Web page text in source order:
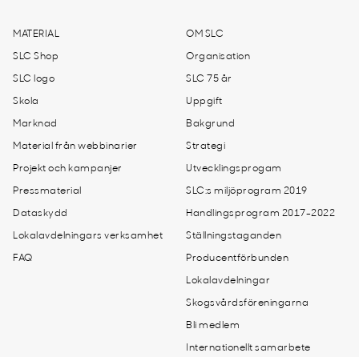
MATERIAL
SLC Shop
SLC logo
Skola
Marknad
Material från webbinarier
Projekt och kampanjer
Pressmaterial
Dataskydd
Lokalavdelningars verksamhet
FAQ
OM SLC
Organisation
SLC 75 år
Uppgift
Bakgrund
Strategi
Utvecklingsprogam
SLC:s miljöprogram 2019
Handlingsprogram 2017-2022
Ställningstaganden
Producentförbunden
Lokalavdelningar
Skogsvårdsföreningarna
Bli medlem
Internationellt samarbete